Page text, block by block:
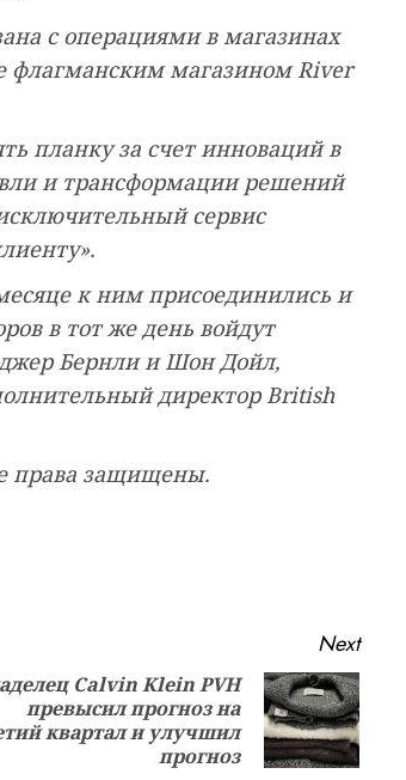
с операциями в магазинах
флагманским магазином River
планку за счет инноваций в
и трансформации решений
сервис
к ним присоединились и
в тот же день войдут
Бернли и Шон Дойл,
директор British
права защищены.
Next
Calvin Klein PVH
превысил прогноз на
квартал и улучшил
прогноз